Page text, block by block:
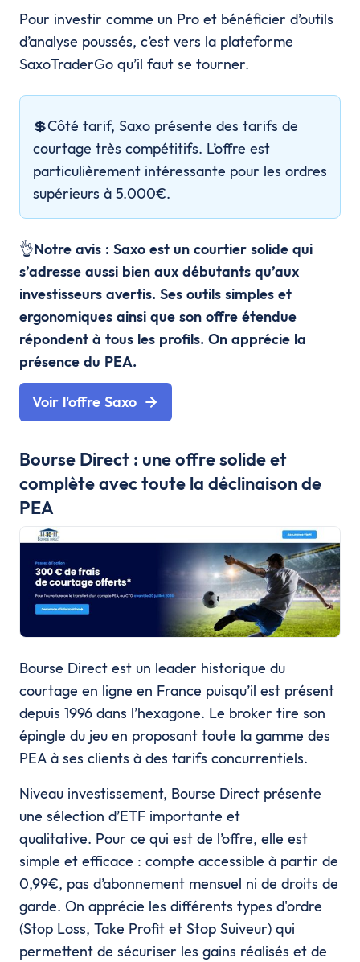
Pour investir comme un Pro et bénéficier d’outils
d’analyse poussés, c’est vers la plateforme
SaxoTraderGo qu’il faut se tourner.
💲Côté tarif, Saxo présente des tarifs de
courtage très compétitifs. L’offre est
particulièrement intéressante pour les ordres
supérieurs à 5.000€.
👌Notre avis : Saxo est un courtier solide qui
s’adresse aussi bien aux débutants qu’aux
investisseurs avertis. Ses outils simples et
ergonomiques ainsi que son offre étendue
répondent à tous les profils. On apprécie la
présence du PEA.
Voir l'offre Saxo
Bourse Direct : une offre solide et
complète avec toute la déclinaison de
PEA
Bourse Direct est un leader historique du
courtage en ligne en France puisqu’il est présent
depuis 1996 dans l’hexagone. Le broker tire son
épingle du jeu en proposant toute la gamme des
PEA à ses clients à des tarifs concurrentiels.
Niveau investissement, Bourse Direct présente
une sélection d’ETF importante et
qualitative. Pour ce qui est de l’offre, elle est
simple et efficace : compte accessible à partir de
0,99€, pas d’abonnement mensuel ni de droits de
garde. On apprécie les différents types d'ordre
(Stop Loss, Take Profit et Stop Suiveur) qui
permettent de sécuriser les gains réalisés et de